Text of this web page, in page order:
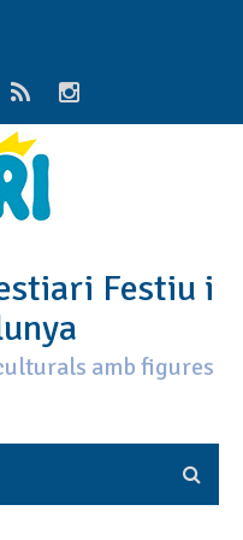
Festiu i
amb figures